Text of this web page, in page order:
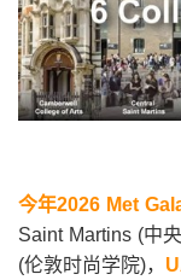
今年2026 Met
Saint Martins (中
(伦敦时尚学院)，